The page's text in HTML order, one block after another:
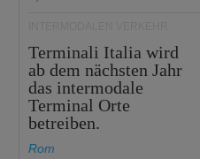
Terminali Italia wird
ab dem nächsten Jahr
das intermodale
Terminal Orte
betreiben.
Rom